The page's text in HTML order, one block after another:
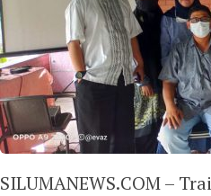
SILUMANEWS.COM –